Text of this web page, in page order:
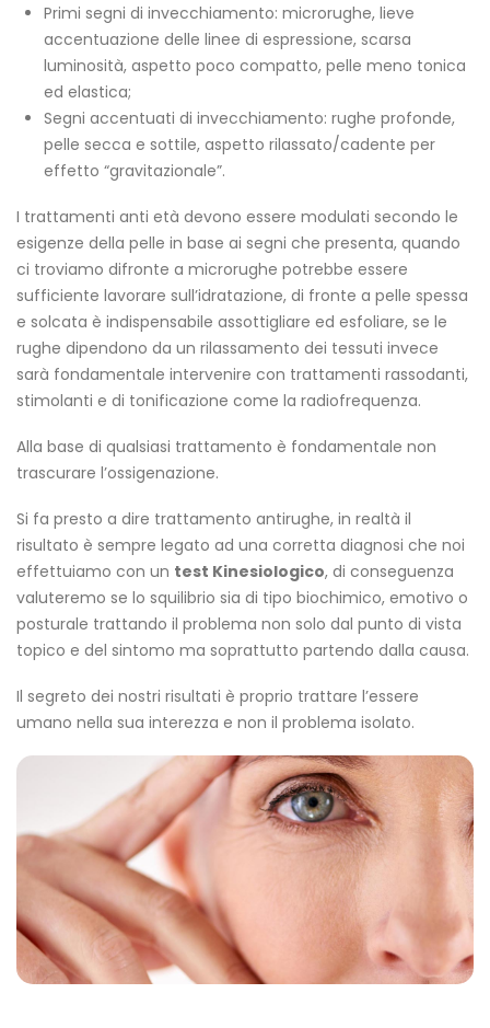
Primi segni di invecchiamento: microrughe, lieve
accentuazione delle linee di espressione, scarsa
luminosità, aspetto poco compatto, pelle meno tonica
ed elastica;
Segni accentuati di invecchiamento: rughe profonde,
pelle secca e sottile, aspetto rilassato/cadente per
effetto “gravitazionale”.
I trattamenti anti età devono essere modulati secondo le
esigenze della pelle in base ai segni che presenta, quando
ci troviamo difronte a microrughe potrebbe essere
sufficiente lavorare sull’idratazione, di fronte a pelle spessa
e solcata è indispensabile assottigliare ed esfoliare, se le
rughe dipendono da un rilassamento dei tessuti invece
sarà fondamentale intervenire con trattamenti rassodanti,
stimolanti e di tonificazione come la radiofrequenza.
Alla base di qualsiasi trattamento è fondamentale non
trascurare l’ossigenazione.
Si fa presto a dire trattamento antirughe, in realtà il
risultato è sempre legato ad una corretta diagnosi che noi
effettuiamo con un test Kinesiologico, di conseguenza
valuteremo se lo squilibrio sia di tipo biochimico, emotivo o
posturale trattando il problema non solo dal punto di vista
topico e del sintomo ma soprattutto partendo dalla causa.
Il segreto dei nostri risultati è proprio trattare l’essere
umano nella sua interezza e non il problema isolato.